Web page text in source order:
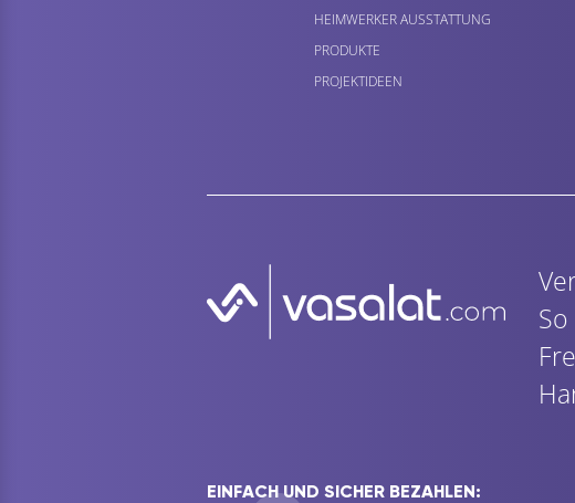
HEIMWERKER AUSSTATTUNG
PRODUKTE
PROJEKTIDEEN
EINFACH UND SICHER BEZAHLEN: